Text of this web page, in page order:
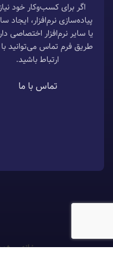
اگر برای کسب‌وکار خود
پیاده‌سازی نرم‌افزار، ایجاد
یا سایر نرم‌افزار اختصاصی
طریق فرم تماس می‌توانید با
ارتباط باشید.
تماس با ما
خانه